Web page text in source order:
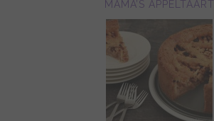
MAMA’S APPELTAART